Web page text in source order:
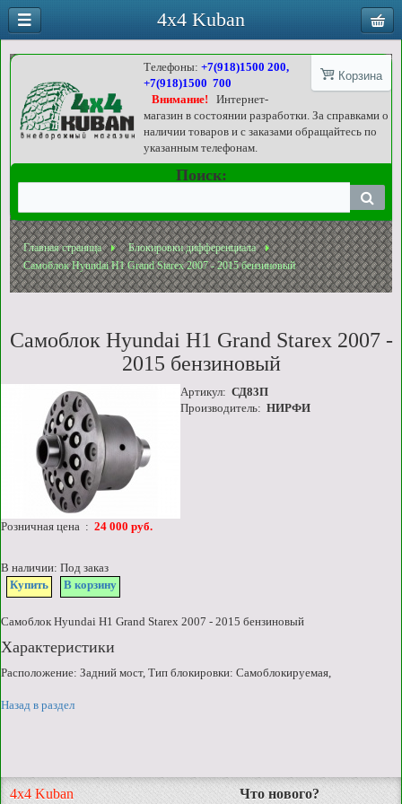
Корзина
Телефоны:+7(918)1500 200,
+7(918)1500 700
Внимание!
Интернет-
магазин в состоянии разработки. За справками о
наличии товаров и с заказами обращайтесь по
указанным телефонам.
Поиск:
Главная страница
Блокировки дифференциала
Самоблок Hyundai H1 Grand Starex 2007 - 2015 бензиновый
Самоблок Hyundai H1 Grand Starex 2007 -
2015 бензиновый
Артикул: СД83П
Производитель: НИРФИ
Розничная цена : 24 000 руб.
В наличии: Под заказ
Купить
В корзину
Самоблок Hyundai H1 Grand Starex 2007 - 2015 бензиновый
Характеристики
Расположение: Задний мост, Тип блокировки: Самоблокируемая,
Назад в раздел
4x4 Kuban Что нового?
4x4 Kuban